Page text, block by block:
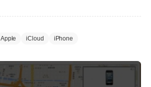
Apple iCloud iPhone